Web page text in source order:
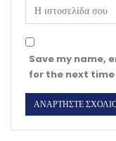
Save my name,
for the next